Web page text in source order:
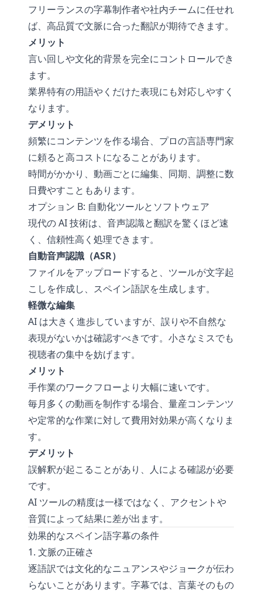
フリーランスの字幕制作者や社内チームに任せれ
ば、高品質で文脈に合った翻訳が期待できます。
メリット
言い回しや文化的背景を完全にコントロールでき
ます。
業界特有の用語やくだけた表現にも対応しやすく
なります。
デメリット
頻繁にコンテンツを作る場合、プロの言語専門家
に頼ると高コストになることがあります。
時間がかかり、動画ごとに編集、同期、調整に数
日費やすこともあります。
オプション B: 自動化ツールとソフトウェア
現代の AI 技術は、音声認識と翻訳を驚くほど速
く、信頼性高く処理できます。
自動音声認識（ASR）
ファイルをアップロードすると、ツールが文字起
こしを作成し、スペイン語訳を生成します。
軽微な編集
AI は大きく進歩していますが、誤りや不自然な
表現がないかは確認すべきです。小さなミスでも
視聴者の集中を妨げます。
メリット
手作業のワークフローより大幅に速いです。
毎月多くの動画を制作する場合、量産コンテンツ
や定常的な作業に対して費用対効果が高くなりま
す。
デメリット
誤解釈が起こることがあり、人による確認が必要
です。
AI ツールの精度は一様ではなく、アクセントや
音質によって結果に差が出ます。
効果的なスペイン語字幕の条件
1. 文脈の正確さ
逐語訳では文化的なニュアンスやジョークが伝わ
らないことがあります。字幕では、言葉そのもの